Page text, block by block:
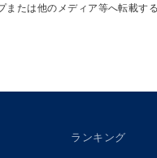
または他のメディア等へ転載す
ランキング